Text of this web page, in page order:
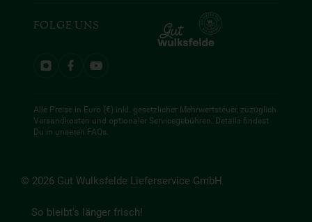
FOLGE UNS
Alle Preise in Euro (€) inkl. gesetzlicher Mehrwertsteuer, zuzüglich
Versandkosten und optionaler Servicegebühren. Details findest
Du in unseren FAQs.
© 2026 Gut Wulksfelde Lieferservice GmbH
So bleibt's länger frisch!